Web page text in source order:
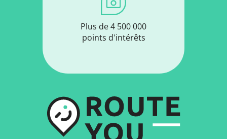
Plus de 4 500 000
points d'intérêts